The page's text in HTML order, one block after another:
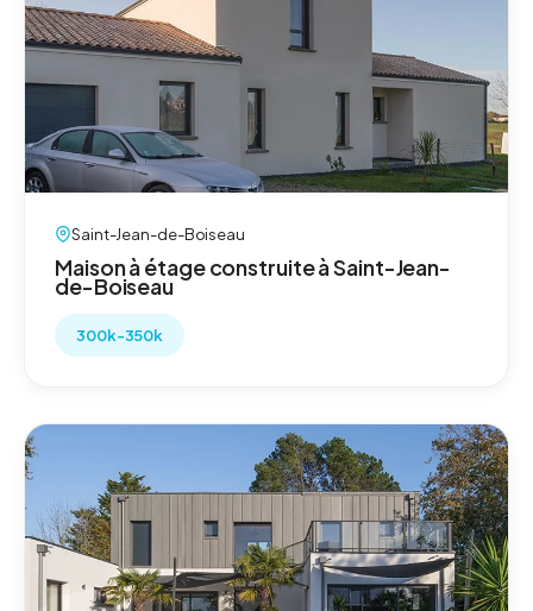
Saint-Jean-de-Boiseau
Maison à étage construite à Saint-Jean-
de-Boiseau
300k-350k